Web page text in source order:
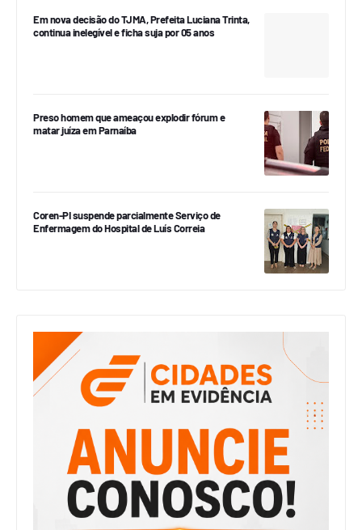
Em nova decisão do TJMA, Prefeita Luciana Trinta,
continua inelegível e ficha suja por 05 anos
Preso homem que ameaçou explodir fórum e
matar juíza em Parnaíba
Coren-PI suspende parcialmente Serviço de
Enfermagem do Hospital de Luís Correia